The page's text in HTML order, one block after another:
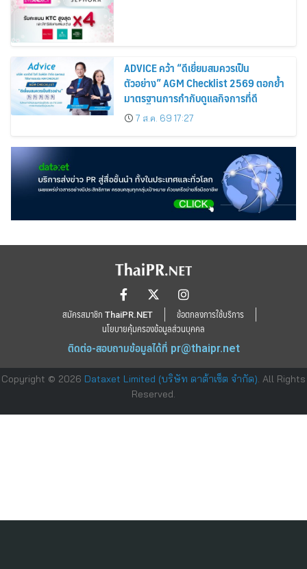
ADVICE คว้า “ดีเยี่ยมสมควรเป็น
ตัวอย่าง” AGM Checklist 2569 ตอกย้ำ
มาตรฐานการกำกับดูแลกิจการที่ดี
7 ส.ค. 69 17:27
สมัครสมาชิก ThaiPR.NET
ข้อตกลงการใช้บริการ
นโยบายคุ้มครองข้อมูลส่วนบุคคล
ติดต่อ-สอบถามข้อมูลได้ที่ pr@thaipr.net
Copyright © 2026 Dataxet Limited (บริษัท ดาต้าเซ็ต จำกัด). All Rights
Reserved.